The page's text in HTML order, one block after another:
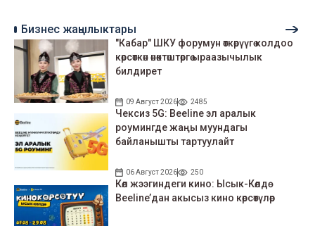
Бизнес жаңылыктары
"Кабар" ШКУ форумун өткөрүүгө колдоо
көрсөткөн өнөктөштөргө ыраазычылык
билдирет
09 Август 2026 2485
Чексиз 5G: Beeline эл аралык
роумингде жаңы муундагы
байланышты тартуулайт
06 Август 2026 250
Көл жээгиндеги кино: Ысык-Көлдө
Beeline’дан акысыз кино көрсөтүлөр